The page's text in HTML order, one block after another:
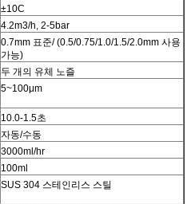
±10C
4.2m3/h, 2-5bar
0.7mm 표준/ (0.5/0.75/1.0/1.5/2.0mm 사용
가능)
두 개의 유체 노즐
5~100μm
10.0-1.5초
자동/수동
3000ml/hr
100ml
SUS 304 스테인리스 스틸